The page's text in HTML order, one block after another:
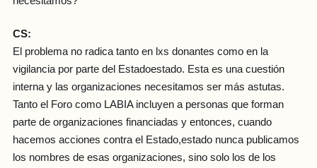
CS:
El problema no radica tanto en lxs donantes como en la
vigilancia por parte del Estadoestado. Esta es una cuestión
interna y las organizaciones necesitamos ser más astutas.
Tanto el Foro como LABIA incluyen a personas que forman
parte de organizaciones financiadas y entonces, cuando
hacemos acciones contra el Estado,estado nunca publicamos
los nombres de esas organizaciones, sino solo los de los